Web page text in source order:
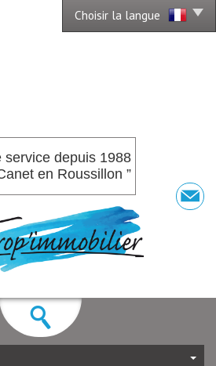
Choisir la langue
service depuis 1988
en Roussillon ”